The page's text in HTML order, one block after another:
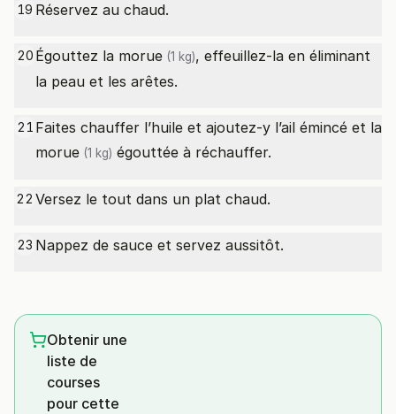
19 Réservez au chaud.
20 Égouttez la morue (1 kg), effeuillez-la en éliminant
la peau et les arêtes.
21 Faites chauffer l’huile et ajoutez-y l’ail émincé et la
morue (1 kg) égouttée à réchauffer.
22 Versez le tout dans un plat chaud.
23 Nappez de sauce et servez aussitôt.
Obtenir une
liste de
courses
pour cette